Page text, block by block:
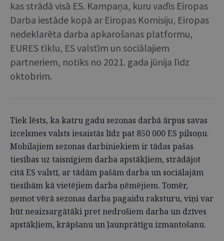
kas strādā visā ES. Kampaņa, kuru vadīs Eiropas
Darba iestāde kopā ar Eiropas Komisiju, Eiropas
nedeklarēta darba apkarošanas platformu,
EURES tīklu, ES valstīm un sociālajiem
partneriem, notiks no 2021. gada jūnija līdz
oktobrim.
Tiek lēsts, ka katru gadu sezonas darbā ārpus savas
izcelsmes valsts iesaistās līdz pat 850 000 ES pilsoņu.
Mobilajiem sezonas darbiniekiem ir tādas pašas
tiesības uz taisnīgiem darba apstākļiem, strādājot
citā ES valstī, ar tādām pašām darba un sociālajām
tiesībām kā vietējiem darba ņēmējiem. Tomēr,
ņemot vērā sezonas darba pagaidu raksturu, viņi var
būt neaizsargātāki pret nedrošiem darba un dzīves
apstākļiem, krāpšanu un ļaunprātīgu izmantošanu.